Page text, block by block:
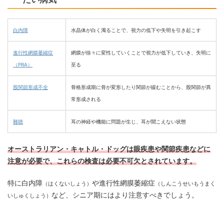
白内障 水晶体が白く濁ることで、視力の低下や失明を引き起こす
進行性網膜萎縮症
（PRA）
網膜が徐々に変性していくことで視力が低下していき、失明に
至る
股関節形成不全
骨格形成期に骨が変形したり関節が緩むことから、股関節が異
常形成される
難聴 耳の神経や機能に問題が生じ、耳が聞こえない状態
オーストラリアン・キャトル・ドッグは眼疾患や関節疾患などに
注意が必要で、これらの検査は必要不可欠とされています。
特に白内障 （はくないしょう） や進行性網膜萎縮症 （しんこうせいもうまく
いしゅくしょう） など、シニア期にはより注意すべきでしょう。